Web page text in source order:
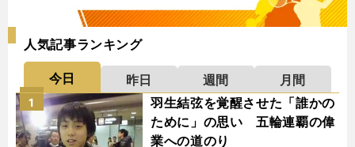
人気記事ランキング
今日 昨日 週間
月間
羽生結弦を覚醒させた「誰かの
ために」の思い 五輪連覇の偉
業への道のり
1